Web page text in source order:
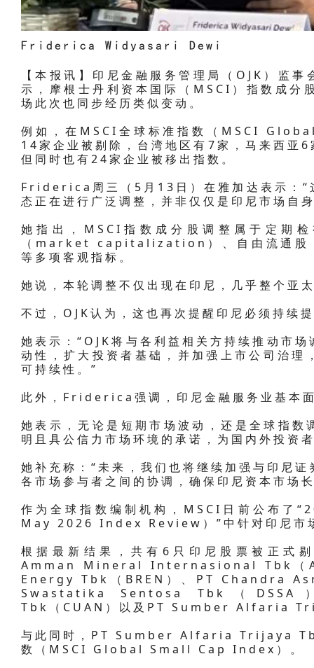
Friderica Widyasari Dewi
【本报讯】印尼金融服务管理局（OJK）
示，摩根士丹利资本国际（MSCI）指数成分
场此次也同步经历类似变动。
例如，在MSCI全球标准指数（MSCI
14家企业被剔除，台湾地区有7家，马来西亚
但同时也有24家企业被移出指数。
Friderica周三（5月13日）在雅加达表示：“
态正在进行广泛调整，并非仅仅是印尼市场自
她指出，MSCI指数成分股调整属于定期
（market capitalization）、自由流通股
等多项客观指标。
她说，本轮调整不仅出现在印尼，几乎整个亚
不过，OJK认为，这也再次提醒印尼必须持续
她表示：“OJK将与各利益相关方持续推动市
动性，扩大投资者基础，并加强上市公司治
可持续性。”
此外，Friderica强调，印尼金融服务业基本
她表示，无论是短期市场波动，还是全球指
明且具公信力市场环境的承诺，为国内外投资
她补充称：“未来，我们也将继续加强与印尼
各市场参与者之间的协调，确保印尼资本市场
作为全球指数编制机构，MSCI日前公布了
May 2026 Index Review）”中针对印尼市
根据最新结果，共有6只印尼股票被正式
Amman Mineral Internasional Tbk（
Energy Tbk（BREN）、PT Chandra
Swastatika Sentosa Tbk（
Tbk（CUAN）以及PT Sumber Alfaria
与此同时，PT Sumber Alfaria Trijaya
数（MSCI Global Small Cap Index）。